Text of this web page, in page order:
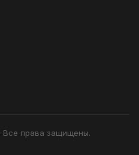
Все права защищены.